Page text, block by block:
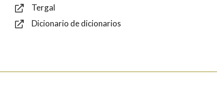
Tergal
Dicionario de dicionarios